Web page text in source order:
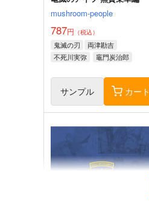
mushroom-people
787円 （税込）
鬼滅の刃
両津勘吉
不死川実弥
竈門炭治郎
サンプル カート